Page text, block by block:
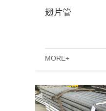
翅片管
MORE+